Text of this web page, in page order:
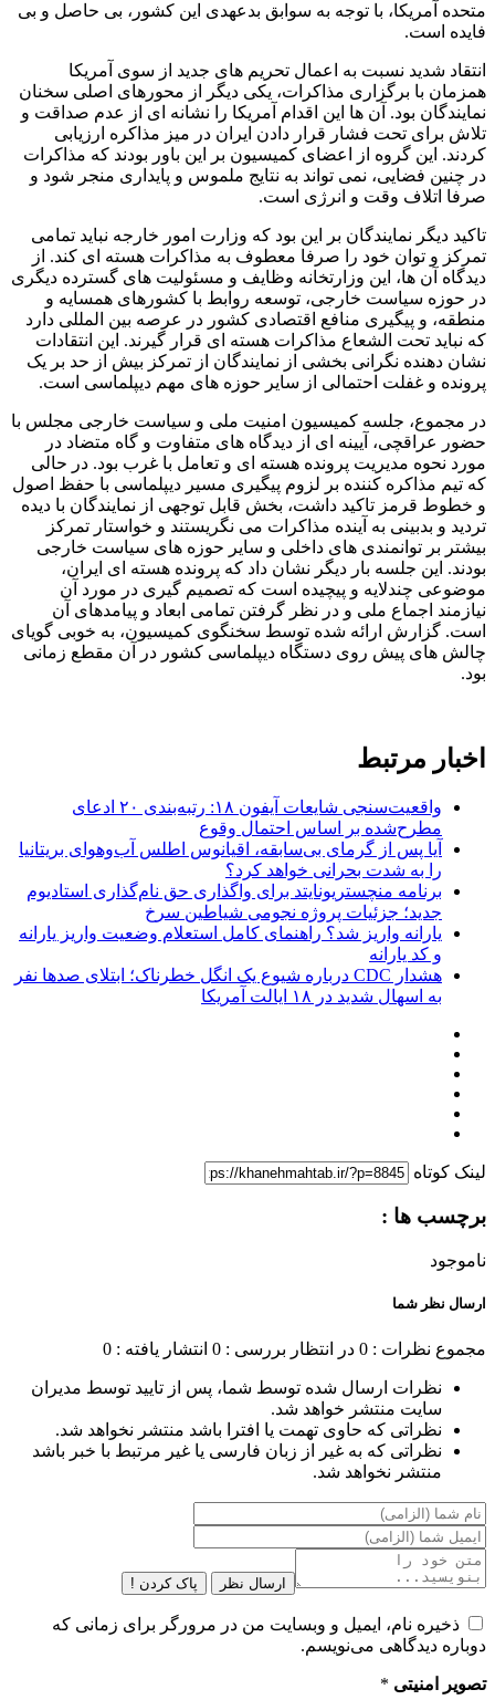
متحده آمریکا، با توجه به سوابق بدعهدی این کشور، بی حاصل و بی
فایده است.
انتقاد شدید نسبت به اعمال تحریم های جدید از سوی آمریکا
همزمان با برگزاری مذاکرات، یکی دیگر از محورهای اصلی سخنان
نمایندگان بود. آن ها این اقدام آمریکا را نشانه ای از عدم صداقت و
تلاش برای تحت فشار قرار دادن ایران در میز مذاکره ارزیابی
کردند. این گروه از اعضای کمیسیون بر این باور بودند که مذاکرات
در چنین فضایی، نمی تواند به نتایج ملموس و پایداری منجر شود و
صرفا اتلاف وقت و انرژی است.
تاکید دیگر نمایندگان بر این بود که وزارت امور خارجه نباید تمامی
تمرکز و توان خود را صرفا معطوف به مذاکرات هسته ای کند. از
دیدگاه آن ها، این وزارتخانه وظایف و مسئولیت های گسترده دیگری
در حوزه سیاست خارجی، توسعه روابط با کشورهای همسایه و
منطقه، و پیگیری منافع اقتصادی کشور در عرصه بین المللی دارد
که نباید تحت الشعاع مذاکرات هسته ای قرار گیرند. این انتقادات
نشان دهنده نگرانی بخشی از نمایندگان از تمرکز بیش از حد بر یک
پرونده و غفلت احتمالی از سایر حوزه های مهم دیپلماسی است.
در مجموع، جلسه کمیسیون امنیت ملی و سیاست خارجی مجلس با
حضور عراقچی، آیینه ای از دیدگاه های متفاوت و گاه متضاد در
مورد نحوه مدیریت پرونده هسته ای و تعامل با غرب بود. در حالی
که تیم مذاکره کننده بر لزوم پیگیری مسیر دیپلماسی با حفظ اصول
و خطوط قرمز تاکید داشت، بخش قابل توجهی از نمایندگان با دیده
تردید و بدبینی به آینده مذاکرات می نگریستند و خواستار تمرکز
بیشتر بر توانمندی های داخلی و سایر حوزه های سیاست خارجی
بودند. این جلسه بار دیگر نشان داد که پرونده هسته ای ایران،
موضوعی چندلایه و پیچیده است که تصمیم گیری در مورد آن
نیازمند اجماع ملی و در نظر گرفتن تمامی ابعاد و پیامدهای آن
است. گزارش ارائه شده توسط سخنگوی کمیسیون، به خوبی گویای
چالش های پیش روی دستگاه دیپلماسی کشور در آن مقطع زمانی
بود.
اخبار مرتبط
واقعیت‌سنجی شایعات آیفون ۱۸: رتبه‌بندی ۲۰ ادعای
مطرح‌شده بر اساس احتمال وقوع
آیا پس از گرمای بی‌سابقه، اقیانوس اطلس آب‌وهوای بریتانیا
را به شدت بحرانی خواهد کرد؟
برنامه منچستریونایتد برای واگذاری حق نام‌گذاری استادیوم
جدید؛ جزئیات پروژه نجومی شیاطین سرخ
یارانه واریز شد؟ راهنمای کامل استعلام وضعیت واریز یارانه
و کد یارانه
هشدار CDC درباره شیوع یک انگل خطرناک؛ ابتلای صدها نفر
به اسهال شدید در ۱۸ ایالت آمریکا
لینک کوتاه
برچسب ها :
ناموجود
ارسال نظر شما
مجموع نظرات : 0 در انتظار بررسی : 0 انتشار یافته : 0
نظرات ارسال شده توسط شما، پس از تایید توسط مدیران
سایت منتشر خواهد شد.
نظراتی که حاوی تهمت یا افترا باشد منتشر نخواهد شد.
نظراتی که به غیر از زبان فارسی یا غیر مرتبط با خبر باشد
منتشر نخواهد شد.
ارسال نظر پاک کردن !
ذخیره نام، ایمیل و وبسایت من در مرورگر برای زمانی که
دوباره دیدگاهی می‌نویسم.
تصویر امنیتی *